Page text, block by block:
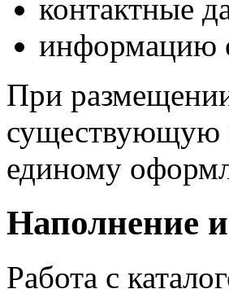
контактные
информацию
При
существующую
единому
Наполнение
Работа с